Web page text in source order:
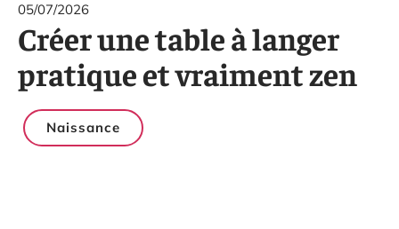
05/07/2026
Créer une table à langer
pratique et vraiment zen
Naissance